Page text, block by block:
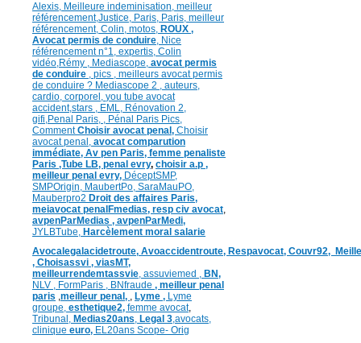
Alexis, Meilleure indeminisation, meilleur
référencement,Justice, Paris, Paris, meilleur
référencement, Colin, motos, ROUX ,
Avocat permis de conduire, Nice
référencement n°1, expertis, Colin
vidéo,Rémy , Mediascope, avocat permis
de conduire , pics , meilleurs avocat permis
de conduire ? Mediascope 2 , auteurs,
cardio, corpore l, you tube avocat
accident,stars , EML, Rénovation 2,
gifi,Penal Paris, , Pénal Paris Pics,
CommentChoisir avocat penal, Choisir
avocat penal, avocat comparution
immédiate, Av pen Paris, femme penaliste
Paris ,Tube LB, penal evry, choisir a.p ,
meilleur penal evry, DéceptSMP,
SMPOrigin, MaubertPo, SaraMauPO,
Mauberpro2 Droit des affaires Paris,
meiavocat penalFmedias, resp civ avocat,
avpenParMedias , avpenParMedi,
JYLBTube, Harcèlement moral salarie
Avocalegalacidetroute, Avoaccidentroute, Respavocat, Couvr92,
, Choisassvi , viasMT,
meilleurrendemtassvie, assuviemed , BN,
NLV , FormParis , BNfraude , meilleur penal
paris ,meilleur penal, , Lyme , Lyme
groupe, esthetique2, femme avocat,
Tribunal, Medias20ans, Legal 3,avocats,
clinique euro, EL20ans Scope- Orig